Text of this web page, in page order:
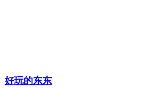
好玩的东东